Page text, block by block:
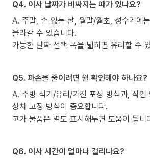
Q4. 이사 날짜가 비싸지는 때가 있나요?
A. 주말, 손 없는 날, 월말/월초, 성수기에
올라갈 수 있습니다.
가능한 날짜 선택 폭을 넓히면 유리할 수
Q5. 파손을 줄이려면 뭘 확인해야 하나요?
A. 주방 식기/유리/가전 포장 방식과, 작업
상차 고정 방식이 중요합니다.
고가 물품은 별도 표시해두면 도움이 됩니
Q6. 이사 시간이 얼마나 걸리나요?